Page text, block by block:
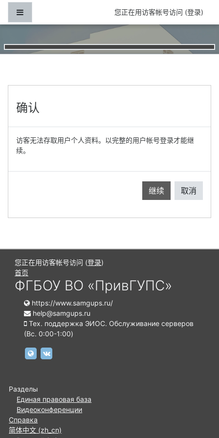
跳到主要内容
您正在用访客帐号访问 (登录)
确认
访客无法存取用户个人资料。以完整的用户帐号登录才能继
续。
继续 取消
您正在用访客帐号访问 (登录)
首页
ФГБОУ ВО «ПривГУПС»
https://www.samgups.ru/
help@samgups.ru
Тех. поддержка ЭИОС. Обслуживание серверов
(Вc. 0:00-1:00)
https://www.samgups.ru
Разделы
Единая правовая база
Видеоконференции
Справка
简体中文 ‎(zh_cn)‎